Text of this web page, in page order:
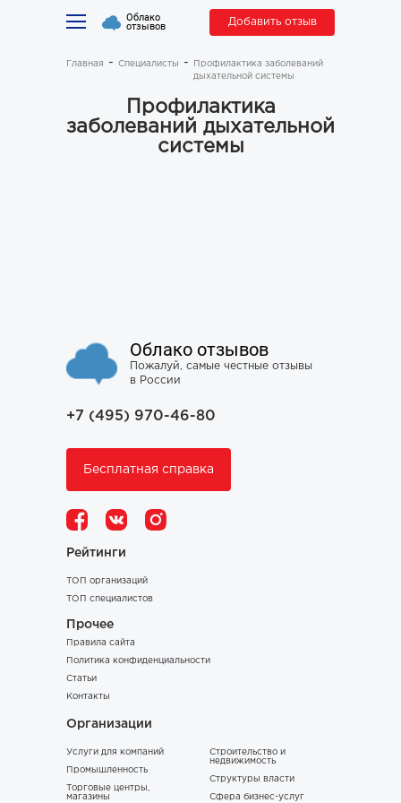
Облако
отзывов Добавить отзыв
Главная Специалисты
Профилактика заболеваний
дыхательной системы
Профилактика
заболеваний дыхательной
системы
Облако отзывов
Пожалуй, самые честные отзывы
в России
+7 (495) 970-46-80
Бесплатная справка
Рейтинги
ТОП организаций
ТОП специалистов
Прочее
Правила сайта
Политика конфиденциальности
Статьи
Контакты
Организации
Услуги для компаний
Промышленность
Торговые центры,
магазины
Строительство и
недвижимость
Структуры власти
Сфера бизнес-услуг